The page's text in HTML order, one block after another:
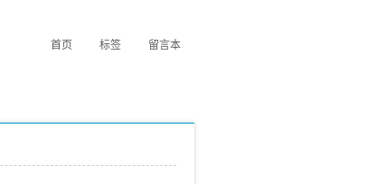
首页 标签 留言本